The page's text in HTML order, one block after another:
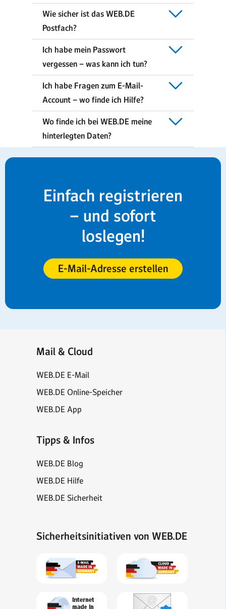
Wie sicher ist das WEB.DE
Postfach?
Ich habe mein Passwort
vergessen – was kann ich tun?
Ich habe Fragen zum E-Mail-
Account – wo finde ich Hilfe?
Wo finde ich bei WEB.DE meine
hinterlegten Daten?
Einfach registrieren
– und sofort
loslegen!
E-Mail-Adresse erstellen
Mail & Cloud
WEB.DE E-Mail
WEB.DE Online-Speicher
WEB.DE App
Tipps & Infos
WEB.DE Blog
WEB.DE Hilfe
WEB.DE Sicherheit
Sicherheitsinitiativen von WEB.DE